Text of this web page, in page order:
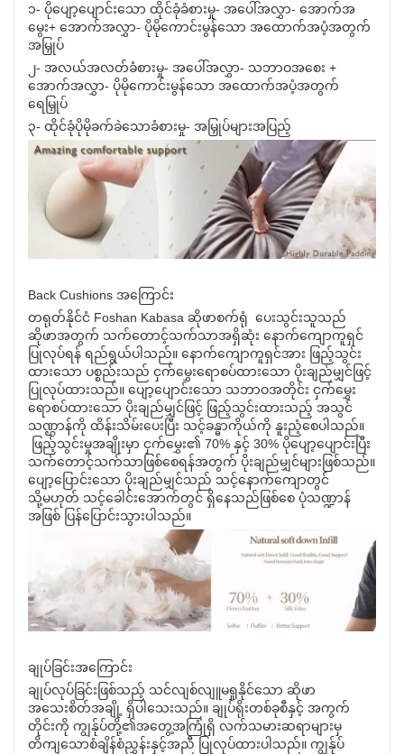
၁- ပိုပျော့ပျောင်းသော ထိုင်ခုံခံစားမှု- အပေါ်အလွှာ- အောက်အ
မွေး+ အောက်အလွှာ- ပိုမိုကောင်းမွန်သော အထောက်အပံ့အတွက်
အမြှုပ်
၂- အလယ်အလတ်ခံစားမှု- အပေါ်အလွှာ- သဘာဝအစေး +
အောက်အလွှာ- ပိုမိုကောင်းမွန်သော အထောက်အပံ့အတွက်
ရေမြှုပ်
၃- ထိုင်ခုံပိုမိုခက်ခဲသောခံစားမှု- အမြှုပ်များအပြည့်
Back Cushions အကြောင်း
တရုတ်နိုင်ငံ Foshan Kabasa ဆိုဖာစက်ရုံ ပေးသွင်းသူသည်
ဆိုဖာအတွက် သက်တောင့်သက်သာအရှိဆုံး နောက်ကျောကူရှင်
ပြုလုပ်ရန် ရည်ရွယ်ပါသည်။ နောက်ကျောကူရှင်အား ဖြည့်သွင်း
ထားသော ပစ္စည်းသည် ငှက်မွှေးရောစပ်ထားသော ပိုးချည်မျှင်ဖြင့်
ပြုလုပ်ထားသည်။ ပျော့ပျောင်းသော သဘာဝအတိုင်း ငှက်မွှေး
ရောစပ်ထားသော ပိုးချည်မျှင်ဖြင့် ဖြည့်သွင်းထားသည့် အသွင်
သဏ္ဌာန်ကို ထိန်းသိမ်းပေးပြီး သင့်ခန္ဓာကိုယ်ကို နူးညံ့စေပါသည်။
ဖြည့်သွင်းမှုအချိုးမှာ ငှက်မွှေး၏ 70% နှင့် 30% ပိုပျော့ပျောင်းပြီး
သက်တောင့်သက်သာဖြစ်စေရန်အတွက် ပိုးချည်မျှင်များဖြစ်သည်။
ပျော့ပြောင်းသော ပိုးချည်မျှင်သည် သင့်နောက်ကျောတွင်
သို့မဟုတ် သင့်ခေါင်းအောက်တွင် ရှိနေသည်ဖြစ်စေ ပုံသဏ္ဍာန်
အဖြစ် ပြန်ပြောင်းသွားပါသည်။
ချုပ်ခြင်းအကြောင်း
ချုပ်လုပ်ခြင်းဖြစ်သည့် သင်လျစ်လျူမရှုနိုင်သော ဆိုဖာ
အသေးစိတ်အချို့ ရှိပါသေးသည်။ ချုပ်ရိုးတစ်ခုစီနှင့် အကွက်
တိုင်းကို ကျွန်ုပ်တို့၏အတွေ့အကြုံရှိ လက်သမားဆရာများမှ
တိကျသောစံချိန်စံညွှန်းနှင့်အညီ ပြုလုပ်ထားပါသည်။ ကျွန်ုပ်